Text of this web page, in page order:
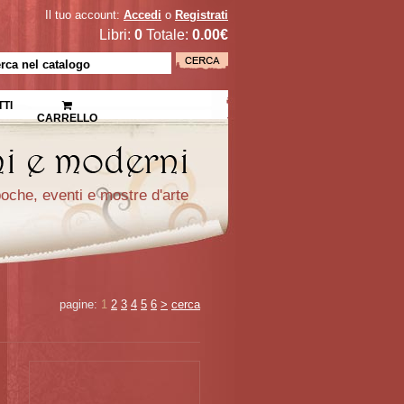
Il tuo account: Accedi o Registrati
Libri: 0 Totale: 0.00€
CARRELLO
eventi e mostre d'arte
pagine: 1 2 3 4 5 6 > cerca